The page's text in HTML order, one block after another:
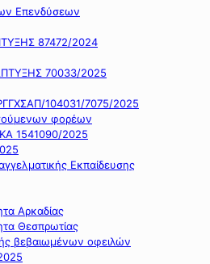
Επενδύσεων
87472/2024
70033/2025
104031/7075/2025
φορέων
1541090/2025
Εκπαίδευσης
Αρκαδίας
Θεσπρωτίας
βεβαιωμένων οφειλών